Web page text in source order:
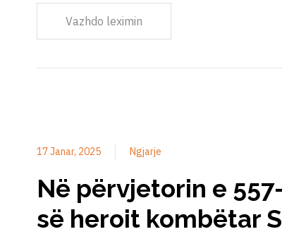
Vazhdo leximin
17 Janar, 2025 Ngjarje
Në përvjetorin e
së heroit kombëtar